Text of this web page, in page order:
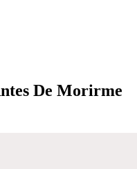
De Morirme